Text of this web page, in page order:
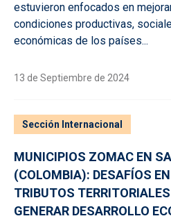
estuvieron enfocados en
condiciones productivas,
económicas de los países...
13 de Septiembre de 2024
Sección Internacional
MUNICIPIOS ZOMAC EN
(COLOMBIA): DESAFÍOS EN
TRIBUTOS
GENERAR DESARROLLO